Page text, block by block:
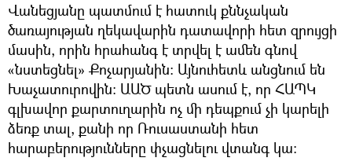
Վանեցյանը պատմում է հատուկ քննչական
ծառայության ղեկավարին դատավորի հետ զրույցի
մասին, որին հրահանգ է տրվել է ամեն գնով
«նստեցնել» Քոչարյանին։ Այնուհետև անցնում են
Խաչատուրովին։ ԱԱԾ պետն ասում է, որ ՀԱՊԿ
գլխավոր քարտուղարին ոչ մի դեպքում չի կարելի
ձեռք տալ, քանի որ Ռուսաստանի հետ
հարաբերությունները փչացնելու վտանգ կա։